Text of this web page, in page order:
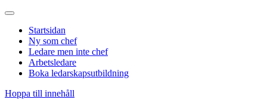
Startsidan
Ny som chef
Ledare men inte chef
Arbetsledare
Boka ledarskapsutbildning
Hoppa till innehåll